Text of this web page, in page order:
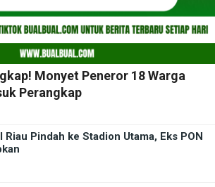
Monyet Peneror 18 Warga
Perangkap
Riau Pindah ke Stadion Utama, Eks PON